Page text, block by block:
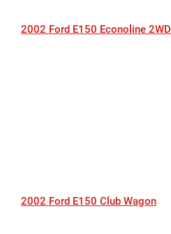
2002 Ford E150 Econoline 2WD
2002 Ford E150 Club Wagon